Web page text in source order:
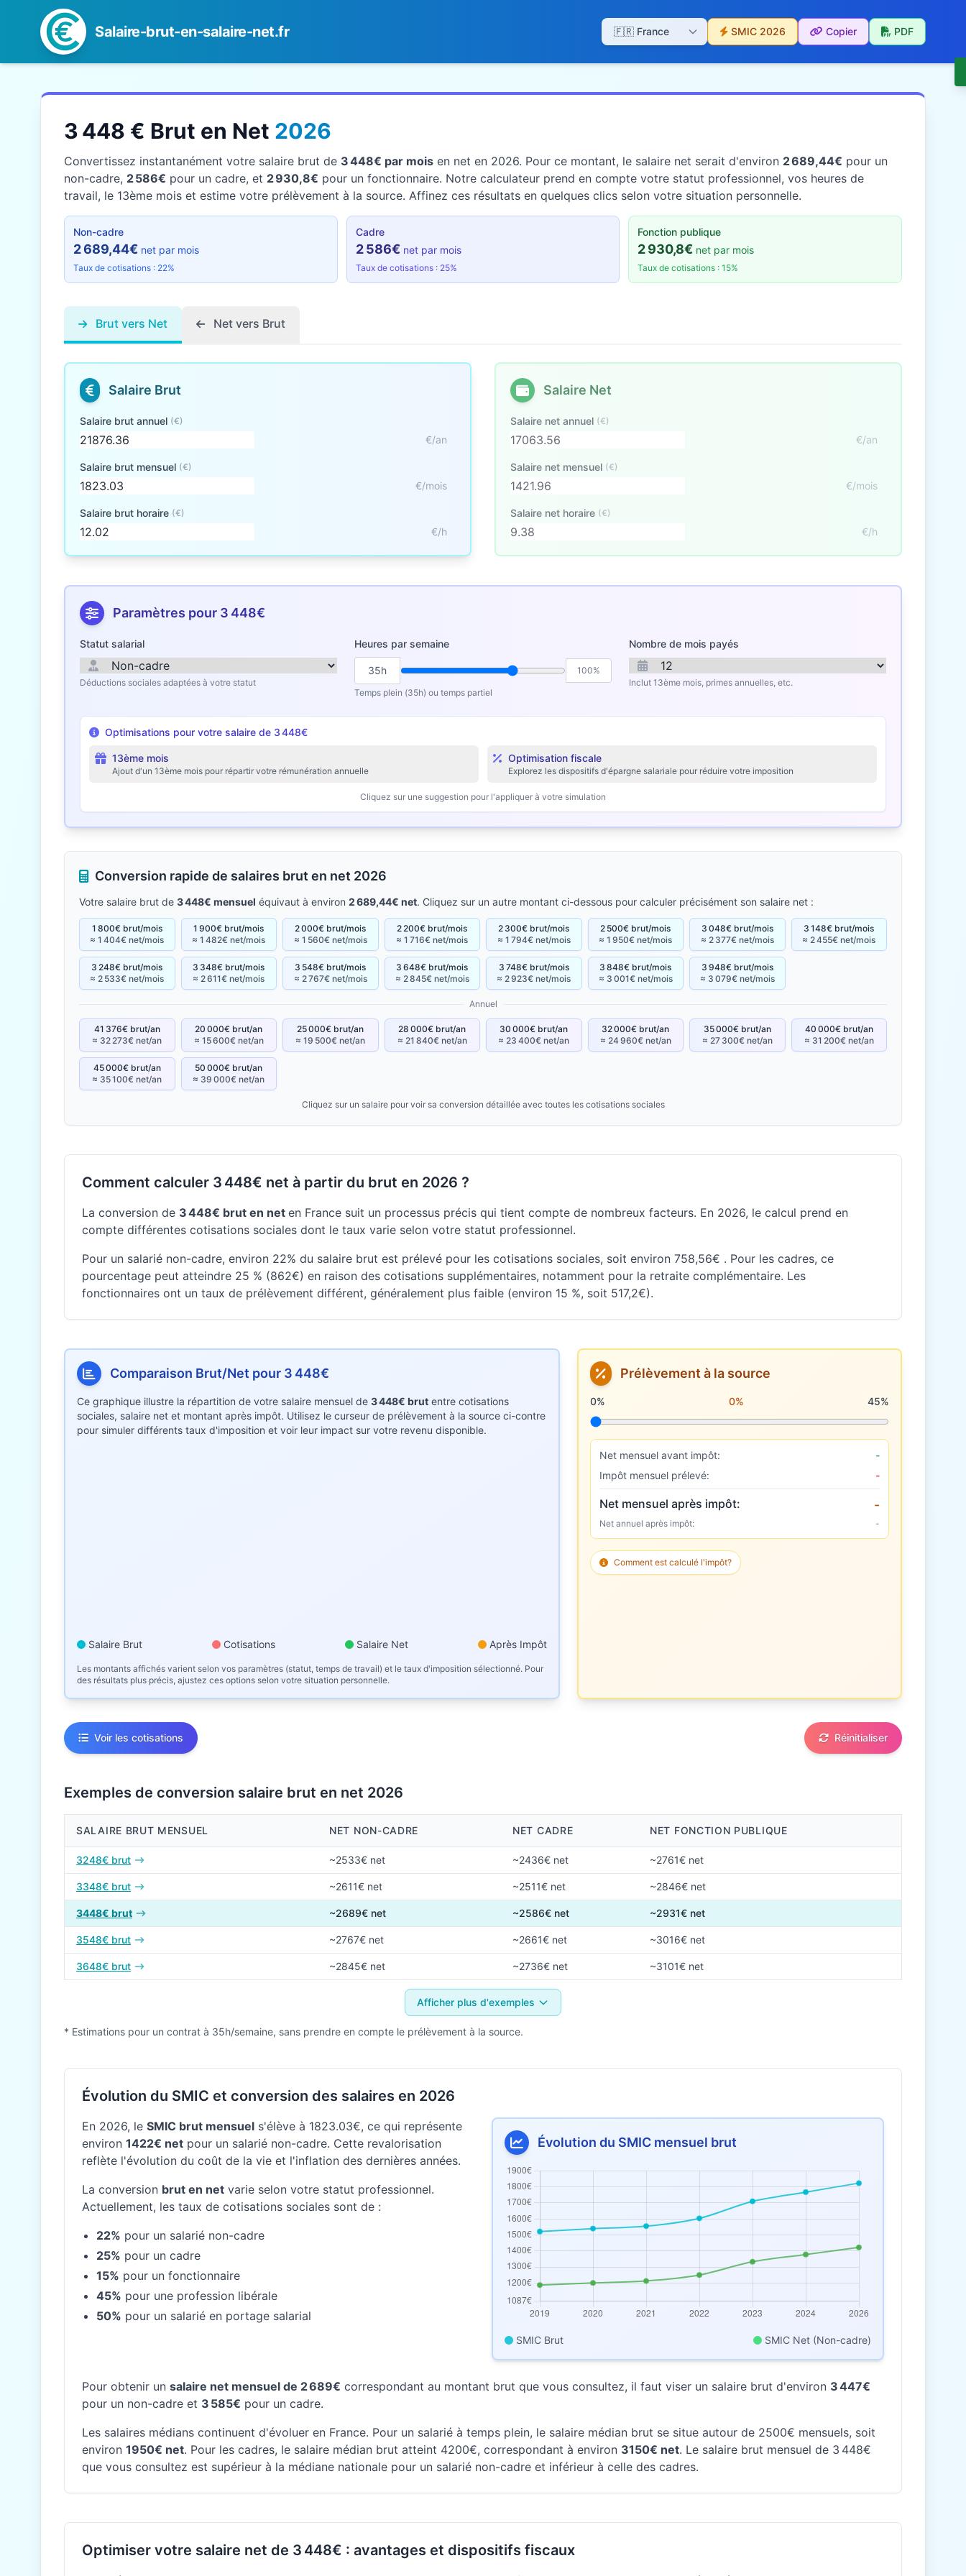
Salaire-brut-en-salaire-net.fr SMIC 2026 Copier PDF
3 448 € Brut en Net 2026
Convertissez instantanément votre salaire brut de 3 448€ par mois en net en 2026. Pour ce montant, le salaire net serait d'environ 2 689,44€ pour un
non-cadre, 2 586€ pour un cadre, et 2 930,8€ pour un fonctionnaire. Notre calculateur prend en compte votre statut professionnel, vos heures de
travail, le 13ème mois et estime votre prélèvement à la source. Affinez ces résultats en quelques clics selon votre situation personnelle.
Non-cadre
2 689,44€ net par mois
Taux de cotisations : 22%
Cadre
2 586€ net par mois
Taux de cotisations : 25%
Fonction publique
2 930,8€ net par mois
Taux de cotisations : 15%
Brut vers Net Net vers Brut
Salaire Brut
Salaire brut annuel (€)
€/an
Salaire brut mensuel (€)
€/mois
Salaire brut horaire (€)
€/h
Salaire Net
Salaire net annuel (€)
€/an
Salaire net mensuel (€)
€/mois
Salaire net horaire (€)
€/h
Paramètres pour 3 448€
Statut salarial
Déductions sociales adaptées à votre statut
Heures par semaine
35h 100%
Temps plein (35h) ou temps partiel
Nombre de mois payés
Inclut 13ème mois, primes annuelles, etc.
Optimisations pour votre salaire de 3 448€
13ème mois
Ajout d'un 13ème mois pour répartir votre rémunération annuelle
Optimisation fiscale
Explorez les dispositifs d'épargne salariale pour réduire votre imposition
Cliquez sur une suggestion pour l'appliquer à votre simulation
Conversion rapide de salaires brut en net 2026
Votre salaire brut de 3 448€ mensuel équivaut à environ 2 689,44€ net. Cliquez sur un autre montant ci-dessous pour calculer précisément son salaire net :
1 800€ brut/mois
≈ 1 404€ net/mois
1 900€ brut/mois
≈ 1 482€ net/mois
2 000€ brut/mois
≈ 1 560€ net/mois
2 200€ brut/mois
≈ 1 716€ net/mois
2 300€ brut/mois
≈ 1 794€ net/mois
2 500€ brut/mois
≈ 1 950€ net/mois
3 048€ brut/mois
≈ 2 377€ net/mois
3 148€ brut/mois
≈ 2 455€ net/mois
3 248€ brut/mois
≈ 2 533€ net/mois
3 348€ brut/mois
≈ 2 611€ net/mois
3 548€ brut/mois
≈ 2 767€ net/mois
3 648€ brut/mois
≈ 2 845€ net/mois
3 748€ brut/mois
≈ 2 923€ net/mois
3 848€ brut/mois
≈ 3 001€ net/mois
3 948€ brut/mois
≈ 3 079€ net/mois
Annuel
41 376€ brut/an
≈ 32 273€ net/an
20 000€ brut/an
≈ 15 600€ net/an
25 000€ brut/an
≈ 19 500€ net/an
28 000€ brut/an
≈ 21 840€ net/an
30 000€ brut/an
≈ 23 400€ net/an
32 000€ brut/an
≈ 24 960€ net/an
35 000€ brut/an
≈ 27 300€ net/an
40 000€ brut/an
≈ 31 200€ net/an
45 000€ brut/an
≈ 35 100€ net/an
50 000€ brut/an
≈ 39 000€ net/an
Cliquez sur un salaire pour voir sa conversion détaillée avec toutes les cotisations sociales
Comment calculer 3 448€ net à partir du brut en 2026 ?
La conversion de 3 448€ brut en net en France suit un processus précis qui tient compte de nombreux facteurs. En 2026, le calcul prend en
compte différentes cotisations sociales dont le taux varie selon votre statut professionnel.
Pour un salarié non-cadre, environ 22% du salaire brut est prélevé pour les cotisations sociales, soit environ 758,56€ . Pour les cadres, ce
pourcentage peut atteindre 25 % (862€) en raison des cotisations supplémentaires, notamment pour la retraite complémentaire. Les
fonctionnaires ont un taux de prélèvement différent, généralement plus faible (environ 15 %, soit 517,2€).
Comparaison Brut/Net pour 3 448€
Ce graphique illustre la répartition de votre salaire mensuel de 3 448€ brut entre cotisations
sociales, salaire net et montant après impôt. Utilisez le curseur de prélèvement à la source ci-contre
pour simuler différents taux d'imposition et voir leur impact sur votre revenu disponible.
Salaire Brut Cotisations Salaire Net Après Impôt
Les montants affichés varient selon vos paramètres (statut, temps de travail) et le taux d'imposition sélectionné. Pour
des résultats plus précis, ajustez ces options selon votre situation personnelle.
Prélèvement à la source
Taux de prélèvement à la source
0% 0% 45%
Net mensuel avant impôt:
-
Impôt mensuel prélevé:
-
Net mensuel après impôt: -
Net annuel après impôt: -
Comment est calculé l'impôt?
Voir les cotisations Réinitialiser
Exemples de conversion salaire brut en net 2026
Conversions de salaire brut en net en 2026
SALAIRE BRUT MENSUEL NET NON-CADRE NET CADRE NET FONCTION PUBLIQUE
3248€ brut ~2533€ net ~2436€ net ~2761€ net
3348€ brut ~2611€ net ~2511€ net ~2846€ net
3448€ brut ~2689€ net ~2586€ net ~2931€ net
3548€ brut ~2767€ net ~2661€ net ~3016€ net
3648€ brut ~2845€ net ~2736€ net ~3101€ net
Afficher plus d'exemples
* Estimations pour un contrat à 35h/semaine, sans prendre en compte le prélèvement à la source.
Évolution du SMIC et conversion des salaires en 2026
En 2026, le SMIC brut mensuel s'élève à 1823.03€, ce qui représente
environ 1422€ net pour un salarié non-cadre. Cette revalorisation
reflète l'évolution du coût de la vie et l'inflation des dernières années.
La conversion brut en net varie selon votre statut professionnel.
Actuellement, les taux de cotisations sociales sont de :
22% pour un salarié non-cadre
25% pour un cadre
15% pour un fonctionnaire
45% pour une profession libérale
50% pour un salarié en portage salarial
Évolution du SMIC mensuel brut
SMIC Brut SMIC Net (Non-cadre)
Pour obtenir un salaire net mensuel de 2 689€ correspondant au montant brut que vous consultez, il faut viser un salaire brut d'environ 3 447€
pour un non-cadre et 3 585€ pour un cadre.
Les salaires médians continuent d'évoluer en France. Pour un salarié à temps plein, le salaire médian brut se situe autour de 2500€ mensuels, soit
environ 1950€ net. Pour les cadres, le salaire médian brut atteint 4200€, correspondant à environ 3150€ net. Le salaire brut mensuel de 3 448€
que vous consultez est supérieur à la médiane nationale pour un salarié non-cadre et inférieur à celle des cadres.
Optimiser votre salaire net de 3 448€ : avantages et dispositifs fiscaux